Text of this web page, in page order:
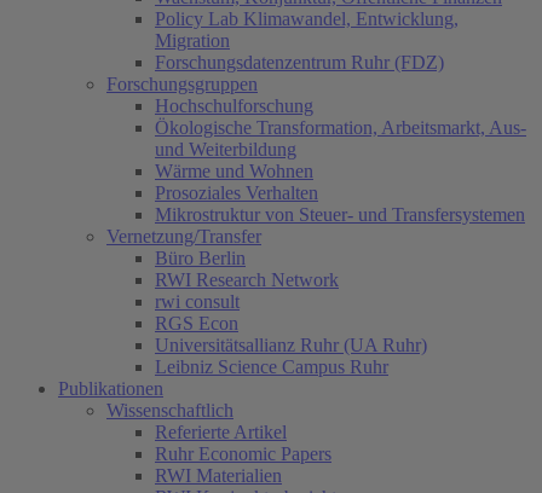
Policy Lab Klimawandel, Entwicklung,
Migration
Forschungsdatenzentrum Ruhr (FDZ)
Forschungsgruppen
Hochschulforschung
Ökologische Transformation, Arbeitsmarkt, Aus-
und Weiterbildung
Wärme und Wohnen
Prosoziales Verhalten
Mikrostruktur von Steuer- und Transfersystemen
Vernetzung/Transfer
Büro Berlin
RWI Research Network
rwi consult
RGS Econ
Universitätsallianz Ruhr (UA Ruhr)
Leibniz Science Campus Ruhr
Publikationen
Wissenschaftlich
Referierte Artikel
Ruhr Economic Papers
RWI Materialien